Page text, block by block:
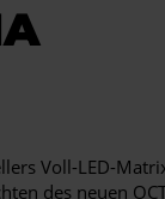
Voll-LED-
des neuen